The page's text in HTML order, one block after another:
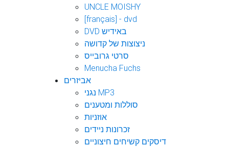
UNCLE MOISHY
[français] - dvd
DVD באידיש
ניצוצות של קדושה
סרטי גרובייס
Menucha Fuchs
אביזרים
נגני MP3
סוללות ומטענים
אוזניות
זכרונות ניידים
דיסקים קשיחים חיצוניים